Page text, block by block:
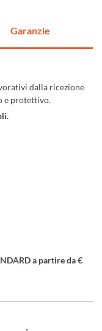
Garanzie
dalla ricezione
e protettivo.
a partire da €